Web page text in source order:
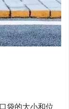
袋的大小和位